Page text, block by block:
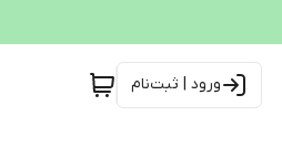
ورود | ثبت‌نام